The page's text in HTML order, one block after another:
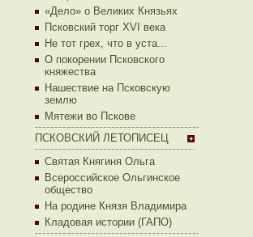
«Дело» о Великих Князьях
Псковский торг XVI века
Не тот грех, что в уста...
О покорении Псковского
княжества
Нашествие на Псковскую
землю
Мятежи во Пскове
ПСКОВСКИЙ ЛЕТОПИСЕЦ
Святая Княгиня Ольга
Всероссийское Ольгинское
общество
На родине Князя Владимира
Кладовая истории (ГАПО)